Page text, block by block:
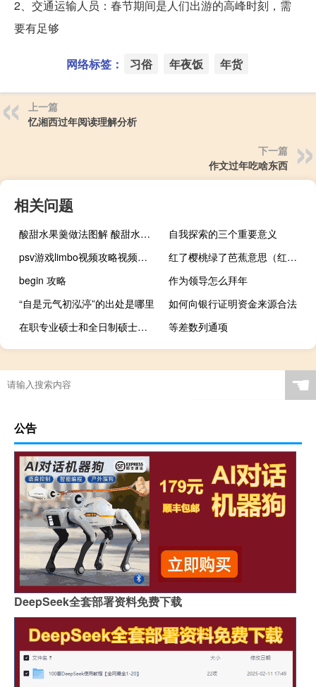
2、交通运输人员：春节期间是人们出游的高峰时刻，需
要有足够
网络标签： 习俗 年夜饭 年货
上一篇
忆湘西过年阅读理解分析
下一篇
作文过年吃啥东西
相关问题
酸甜水果羹做法图解 酸甜水果羹的做法
自我探索的三个重要意义
psv游戏limbo视频攻略视频攻略视频
红了樱桃绿了芭蕉意思（红了樱桃绿芭蕉流光容易把人抛）
begin 攻略
作为领导怎么拜年
“自是元气初泓渟”的出处是哪里
如何向银行证明资金来源合法
在职专业硕士和全日制硕士的毕业证区别
等差数列通项
☚
公告
DeepSeek全套部署资料免费下载